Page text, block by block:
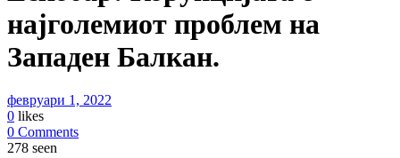
најголемиот проблем на
Западен Балкан.
февруари 1, 2022
0 likes
0 Comments
278 seen